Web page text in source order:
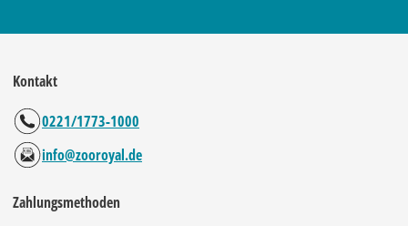
Kontakt
0221/1773-1000
info@zooroyal.de
Zahlungsmethoden